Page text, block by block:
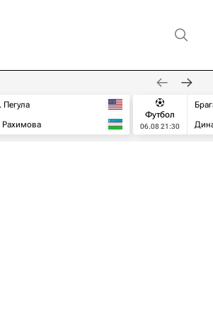
Пегула
Рахимова
Футбол
06.08 21:30